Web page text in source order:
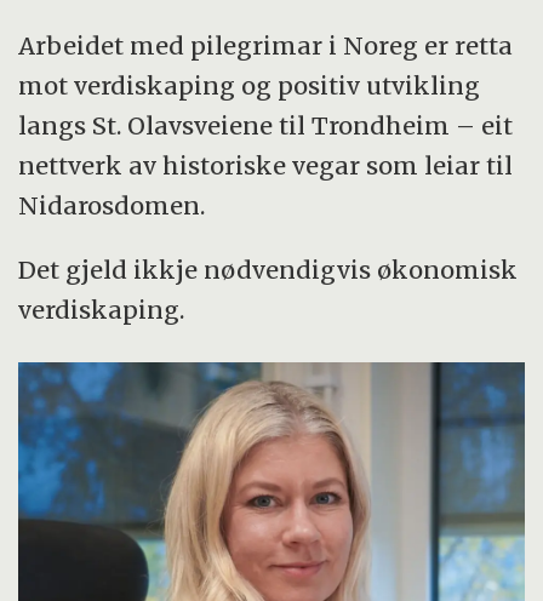
Arbeidet med pilegrimar i Noreg er retta
mot verdiskaping og positiv utvikling
langs St. Olavsveiene til Trondheim – eit
nettverk av historiske vegar som leiar til
Nidarosdomen.
Det gjeld ikkje nødvendigvis økonomisk
verdiskaping.